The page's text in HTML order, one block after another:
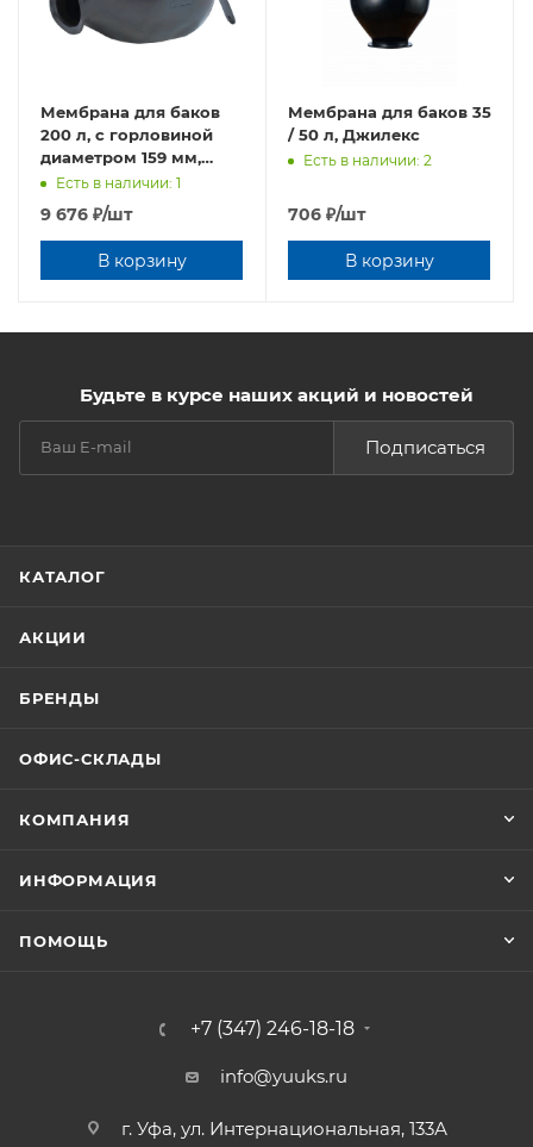
Мембрана для баков
200 л, с горловиной
диаметром 159 мм,
проходная
Есть в наличии: 1
9 676 ₽/шт
В корзину
Мембрана для баков 35
/ 50 л, Джилекс
Есть в наличии: 2
706 ₽/шт
В корзину
Будьте в курсе наших акций и новостей
Подписаться
КАТАЛОГ
АКЦИИ
БРЕНДЫ
ОФИС-СКЛАДЫ
КОМПАНИЯ
ИНФОРМАЦИЯ
ПОМОЩЬ
+7 (347) 246-18-18
info@yuuks.ru
г. Уфа, ул. Интернациональная, 133А